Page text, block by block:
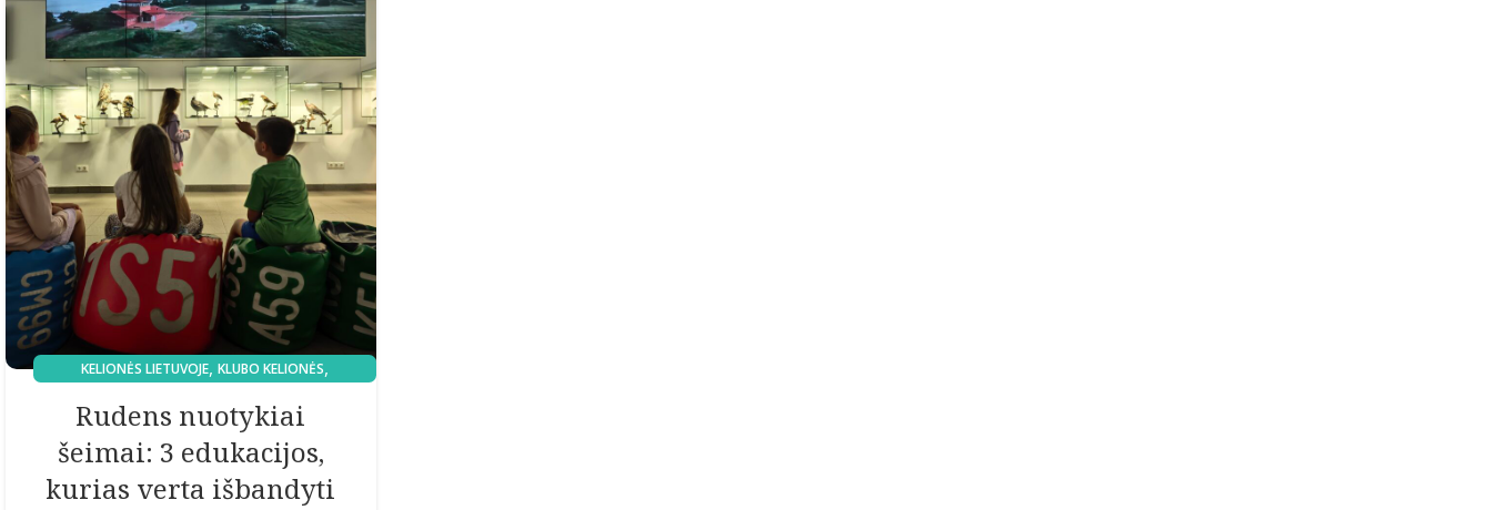
KELIONĖS LIETUVOJE, KLUBO KELIONĖS,
Rudens nuotykiai
šeimai: 3 edukacijos,
kurias verta išbandyti